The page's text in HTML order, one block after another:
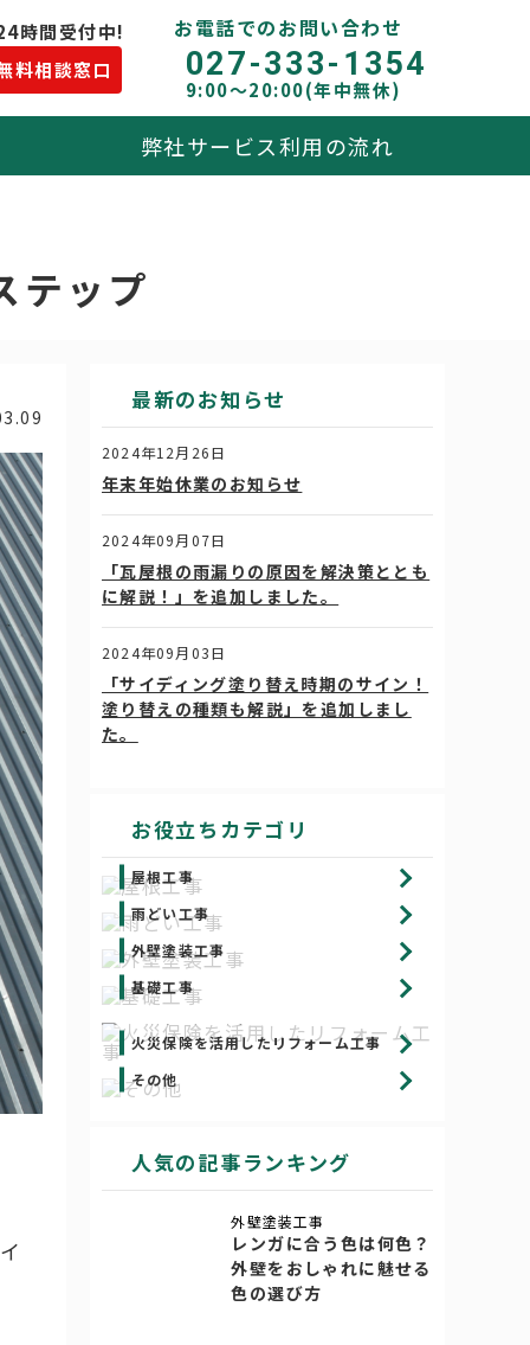
時間受付中!
料相談窓口
お電話でのお問い合わせ
027-333-1354
9:00〜20:00(年中無休)
弊社サービス利用の流れ
テップ
最新のお知らせ
2024年12月26日
年末年始休業のお知らせ
2024年09月07日
「瓦屋根の雨漏りの原因を解決策ととも
に解説！」を追加しました。
2024年09月03日
「サイディング塗り替え時期のサイン！
塗り替えの種類も解説」を追加しまし
た。
お役立ちカテゴリ
屋根工事
雨どい工事
外壁塗装工事
基礎工事
火災保険を活用したリフォーム工事
その他
人気の記事ランキング
外壁塗装工事
レンガに合う色は何色？
外壁をおしゃれに魅せる
色の選び方